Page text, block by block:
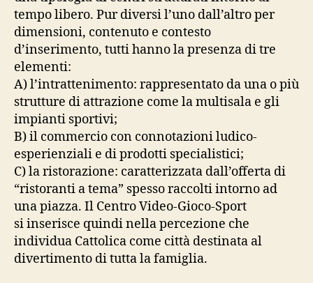
tempo libero. Pur diversi l’uno dall’altro per
dimensioni, contenuto e contesto
d’inserimento, tutti hanno la presenza di tre
elementi:
A) l’intrattenimento: rappresentato da una o più
strutture di attrazione come la multisala e gli
impianti sportivi;
B) il commercio con connotazioni ludico-
esperienziali e di prodotti specialistici;
C) la ristorazione: caratterizzata dall’offerta di
“ristoranti a tema” spesso raccolti intorno ad
una piazza. Il Centro Video-Gioco-Sport
si inserisce quindi nella percezione che
individua Cattolica come città destinata al
divertimento di tutta la famiglia.